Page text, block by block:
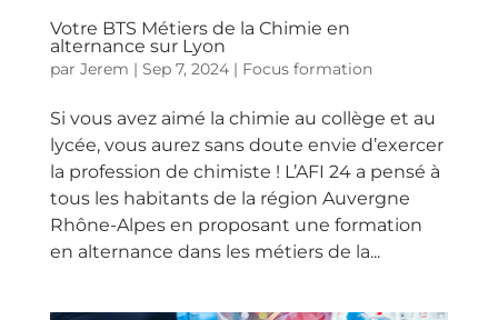
Votre BTS Métiers de la Chimie en
alternance sur Lyon
par Jerem | Sep 7, 2024| Focus formation
Si vous avez aimé la chimie au collège et au
lycée, vous aurez sans doute envie d’exercer
la profession de chimiste ! L’AFI 24 a pensé à
tous les habitants de la région Auvergne
Rhône-Alpes en proposant une formation
en alternance dans les métiers de la...